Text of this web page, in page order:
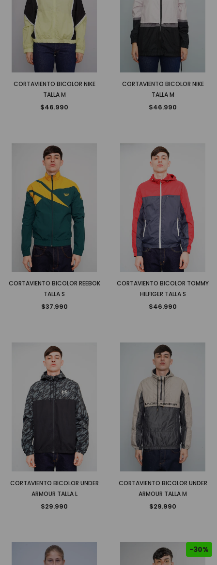
CORTAVIENTO BICOLOR NIKE
TALLA M
$46.990
CORTAVIENTO BICOLOR NIKE
TALLA M
$46.990
CORTAVIENTO BICOLOR REEBOK
TALLA S
$37.990
CORTAVIENTO BICOLOR TOMMY
HILFIGER TALLA S
$46.990
CORTAVIENTO BICOLOR UNDER
ARMOUR TALLA L
$29.990
CORTAVIENTO BICOLOR UNDER
ARMOUR TALLA M
$29.990
-30%